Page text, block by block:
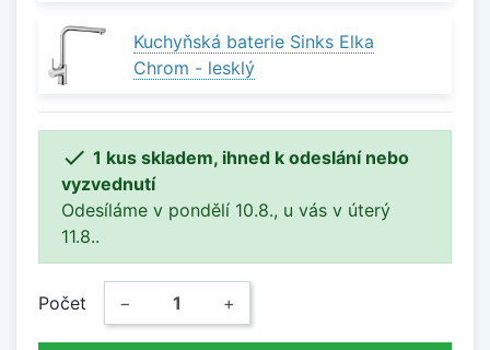
Kuchyňská baterie Sinks Elka
Chrom - lesklý
 1 kus skladem, ihned k odeslání nebo
vyzvednutí
Odesíláme v pondělí 10.8., u vás v úterý
11.8..
Počet − +